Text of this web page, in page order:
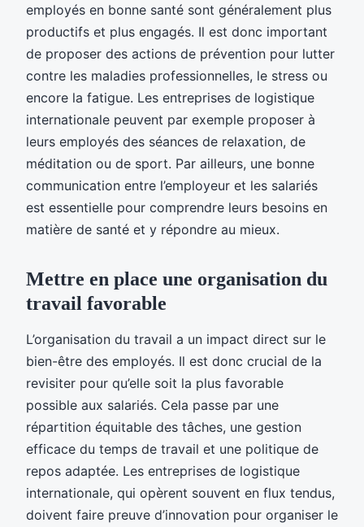
employés en bonne santé sont généralement plus
productifs et plus engagés. Il est donc important
de proposer des actions de prévention pour lutter
contre les maladies professionnelles, le stress ou
encore la fatigue. Les entreprises de logistique
internationale peuvent par exemple proposer à
leurs employés des séances de relaxation, de
méditation ou de sport. Par ailleurs, une bonne
communication entre l’employeur et les salariés
est essentielle pour comprendre leurs besoins en
matière de santé et y répondre au mieux.
Mettre en place une organisation du
travail favorable
L’organisation du travail a un impact direct sur le
bien-être des employés. Il est donc crucial de la
revisiter pour qu’elle soit la plus favorable
possible aux salariés. Cela passe par une
répartition équitable des tâches, une gestion
efficace du temps de travail et une politique de
repos adaptée. Les entreprises de logistique
internationale, qui opèrent souvent en flux tendus,
doivent faire preuve d’innovation pour organiser le